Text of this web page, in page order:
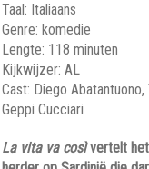
Taal: Italiaans
Genre: komedie
Lengte: 118 minuten
Kijkwijzer: AL
Cast: Diego
Geppi Cucciari
La vita va cosìvertelt